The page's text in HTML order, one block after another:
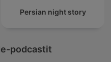
Persian night story
podcastit